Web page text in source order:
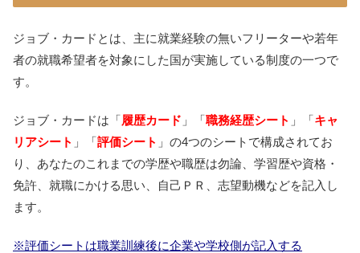
ジョブ・カードとは、主に就業経験の無いフリーターや若年
者の就職希望者を対象にした国が実施している制度の一つで
す。
ジョブ・カードは「履歴カード 」「職務経歴シート 」「キャ
リアシート 」「評価シート 」の4つのシートで構成されてお
り、あなたのこれまでの学歴や職歴は勿論、学習歴や資格・
免許、就職にかける思い、自己ＰＲ、志望動機などを記入し
ます。
※評価シートは職業訓練後に企業や学校側が記入する